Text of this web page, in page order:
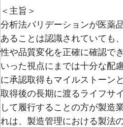
＜主旨＞
分析法バリデーションが医薬
あることは認識されていても
性や品質変化を正確に確認で
いった視点にまでは十分な配
に承認取得もマイルストーン
取得後の長期に渡るライフサ
して履行することの方が製造
れは、製造管理における製法